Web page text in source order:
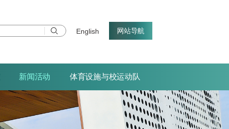
English 网站导航
新闻活动 体育设施与校运动队